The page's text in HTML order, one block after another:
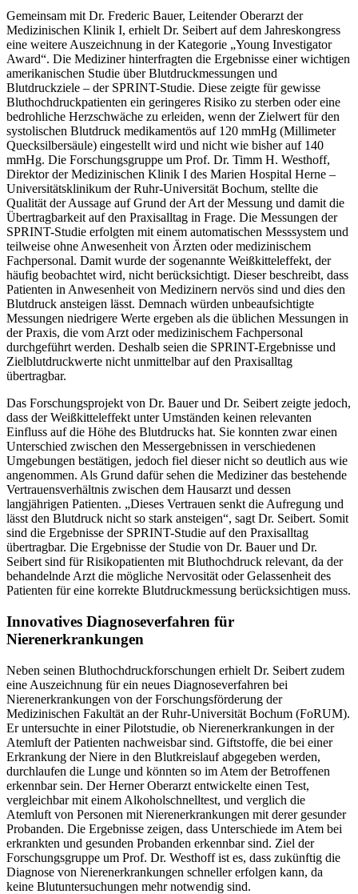
Gemeinsam mit Dr. Frederic Bauer, Leitender Oberarzt der
Medizinischen Klinik I, erhielt Dr. Seibert auf dem Jahreskongress
eine weitere Auszeichnung in der Kategorie „Young Investigator
Award“. Die Mediziner hinterfragten die Ergebnisse einer wichtigen
amerikanischen Studie über Blutdruckmessungen und
Blutdruckziele – der SPRINT-Studie. Diese zeigte für gewisse
Bluthochdruckpatienten ein geringeres Risiko zu sterben oder eine
bedrohliche Herzschwäche zu erleiden, wenn der Zielwert für den
systolischen Blutdruck medikamentös auf 120 mmHg (Millimeter
Quecksilbersäule) eingestellt wird und nicht wie bisher auf 140
mmHg. Die Forschungsgruppe um Prof. Dr. Timm H. Westhoff,
Direktor der Medizinischen Klinik I des Marien Hospital Herne –
Universitätsklinikum der Ruhr-Universität Bochum, stellte die
Qualität der Aussage auf Grund der Art der Messung und damit die
Übertragbarkeit auf den Praxisalltag in Frage. Die Messungen der
SPRINT-Studie erfolgten mit einem automatischen Messsystem und
teilweise ohne Anwesenheit von Ärzten oder medizinischem
Fachpersonal. Damit wurde der sogenannte Weißkitteleffekt, der
häufig beobachtet wird, nicht berücksichtigt. Dieser beschreibt, dass
Patienten in Anwesenheit von Medizinern nervös sind und dies den
Blutdruck ansteigen lässt. Demnach würden unbeaufsichtigte
Messungen niedrigere Werte ergeben als die üblichen Messungen in
der Praxis, die vom Arzt oder medizinischem Fachpersonal
durchgeführt werden. Deshalb seien die SPRINT-Ergebnisse und
Zielblutdruckwerte nicht unmittelbar auf den Praxisalltag
übertragbar.
Das Forschungsprojekt von Dr. Bauer und Dr. Seibert zeigte jedoch,
dass der Weißkitteleffekt unter Umständen keinen relevanten
Einfluss auf die Höhe des Blutdrucks hat. Sie konnten zwar einen
Unterschied zwischen den Messergebnissen in verschiedenen
Umgebungen bestätigen, jedoch fiel dieser nicht so deutlich aus wie
angenommen. Als Grund dafür sehen die Mediziner das bestehende
Vertrauensverhältnis zwischen dem Hausarzt und dessen
langjährigen Patienten. „Dieses Vertrauen senkt die Aufregung und
lässt den Blutdruck nicht so stark ansteigen“, sagt Dr. Seibert. Somit
sind die Ergebnisse der SPRINT-Studie auf den Praxisalltag
übertragbar. Die Ergebnisse der Studie von Dr. Bauer und Dr.
Seibert sind für Risikopatienten mit Bluthochdruck relevant, da der
behandelnde Arzt die mögliche Nervosität oder Gelassenheit des
Patienten für eine korrekte Blutdruckmessung berücksichtigen muss.
Innovatives Diagnoseverfahren für
Nierenerkrankungen
Neben seinen Bluthochdruckforschungen erhielt Dr. Seibert zudem
eine Auszeichnung für ein neues Diagnoseverfahren bei
Nierenerkrankungen von der Forschungsförderung der
Medizinischen Fakultät an der Ruhr-Universität Bochum (FoRUM).
Er untersuchte in einer Pilotstudie, ob Nierenerkrankungen in der
Atemluft der Patienten nachweisbar sind. Giftstoffe, die bei einer
Erkrankung der Niere in den Blutkreislauf abgegeben werden,
durchlaufen die Lunge und könnten so im Atem der Betroffenen
erkennbar sein. Der Herner Oberarzt entwickelte einen Test,
vergleichbar mit einem Alkoholschnelltest, und verglich die
Atemluft von Personen mit Nierenerkrankungen mit derer gesunder
Probanden. Die Ergebnisse zeigen, dass Unterschiede im Atem bei
erkrankten und gesunden Probanden erkennbar sind. Ziel der
Forschungsgruppe um Prof. Dr. Westhoff ist es, dass zukünftig die
Diagnose von Nierenerkrankungen schneller erfolgen kann, da
keine Blutuntersuchungen mehr notwendig sind.